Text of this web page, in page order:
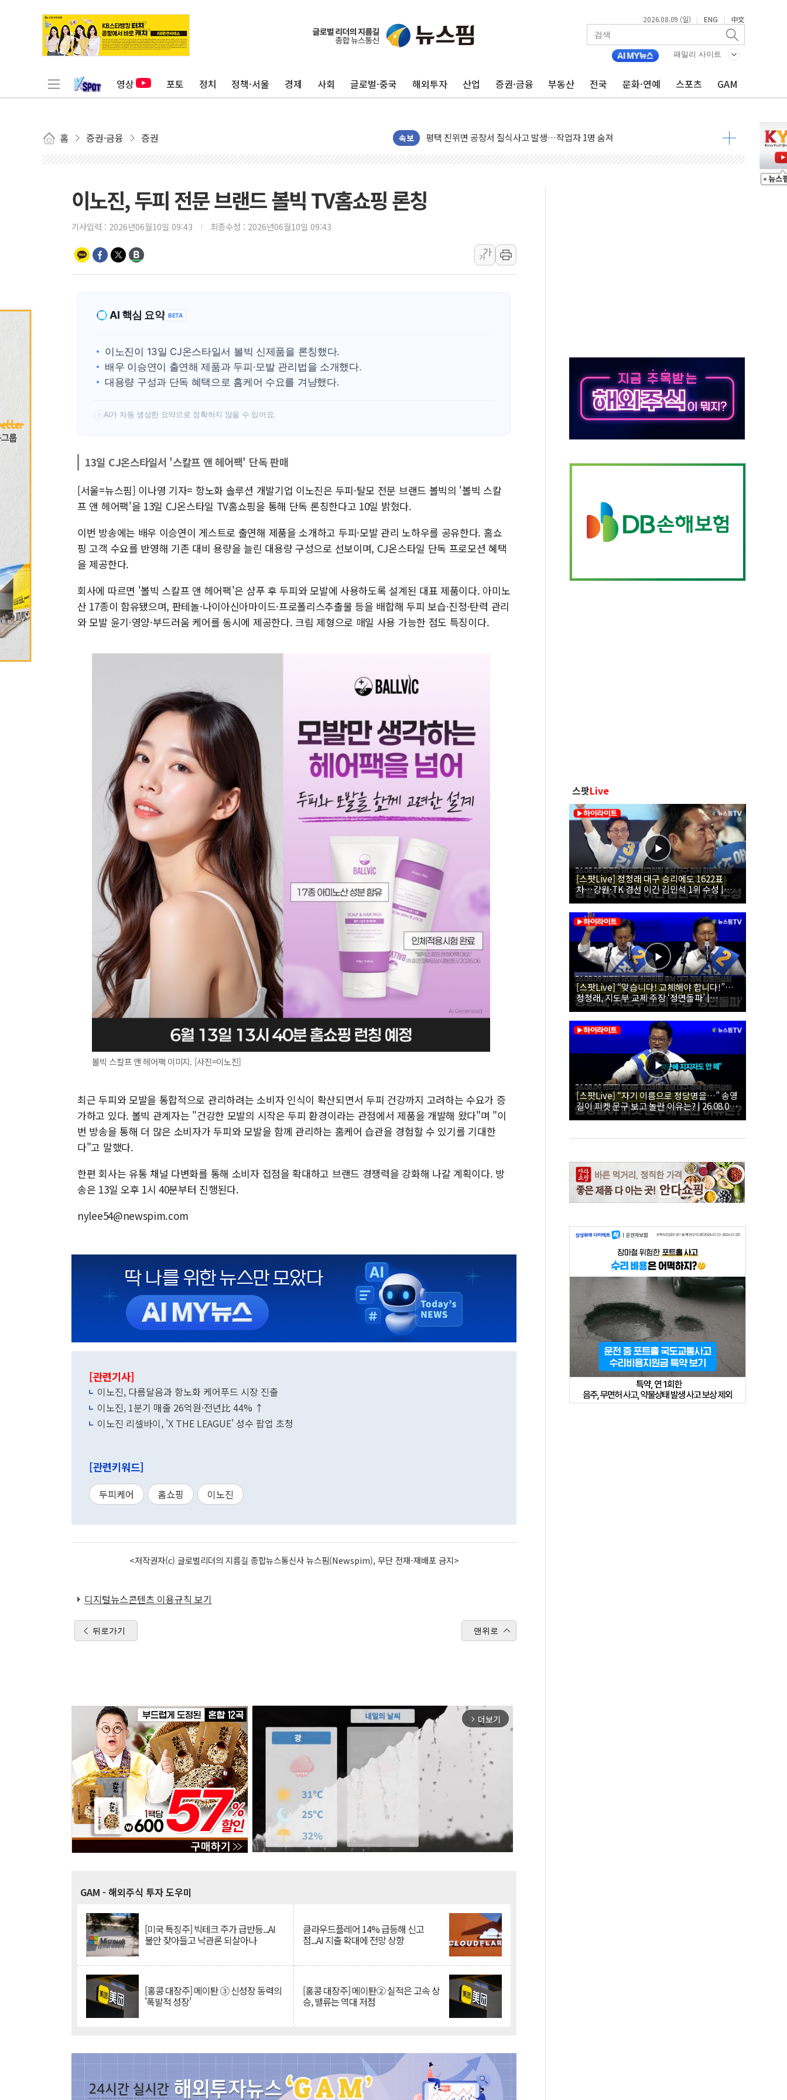
2026.08.09 (일) | ENG | 中文
패밀리 사이트
영상 포토 정치 정책·서울 경제 사회 글로벌·중국 해외투자 산업 증권·금융 부동산 전국 문화·연예 스포츠 GAM
홈 증권·금융 증권 속보
125mm 폭우 쏟아진 울진...'두천~하당'·'올미골교' 차량 통행 선제 제한
포항 블루밸리 국가산단에 '철강 AI융합실증센터' 들어선다
상주 낙동강 선착장 하류서 50대 숨진 채 발견...경찰, 조사 중
민주당 경북도당위원장에 오중기 당선...합산득표율 68.63%
인천서 말다툼 중 어머니 살해 10대 구속…범행 후 반려견도 죽여
[속보] 민주, 강원·대구·경북 경선 결과...김민석 48.54% 정청래 44.40%
[속보] 민주, 경북 경선 결과 발표...김민석 47.37% 정청래 45.71% 송영길 6.92%
[속보] 민주, 대구 경선 결과 발표...정청래 47.82% 김민석 46.35% 송영길 5.83%
[속보] 민주, 강원 경선 결과 발표...김민석 50.30% 정청래 41.94% 송영길 7.76%
병무청, 보충역 전면 손질… 예술·체육요원 최대 33% 감축
홈플러스發 대형마트 판매, 역대 최대폭 감소한 9.4%↓…유통업계 양극화 심화
윤준병·이해민 의원, '정부 특사'로 콜롬비아 대통령 취임식 참석
'호우·산사태 주의보' 울진 시간당 30mm 강한 비...호우 피해 없어
이노진, 두피 전문 브랜드 볼빅 TV홈쇼핑 론칭
기사입력 : 2026년06월10일 09:43 최종수정 : 2026년06월10일 09:43
가
가
AI 핵심 요약 BETA
이노진이 13일 CJ온스타일서 볼빅 신제품을 론칭했다.
배우 이승연이 출연해 제품과 두피·모발 관리법을 소개했다.
대용량 구성과 단독 혜택으로 홈케어 수요를 겨냥했다.
! AI가 자동 생성한 요약으로 정확하지 않을 수 있어요.
13일 CJ온스타일서 '스칼프 앤 헤어팩' 단독 판매
[서울=뉴스핌] 이나영 기자= 항노화 솔루션 개발기업 이노진은 두피·탈모 전문 브랜드 볼빅의 '볼빅 스칼
프 앤 헤어팩'을 13일 CJ온스타일 TV홈쇼핑을 통해 단독 론칭한다고 10일 밝혔다.
이번 방송에는 배우 이승연이 게스트로 출연해 제품을 소개하고 두피·모발 관리 노하우를 공유한다. 홈쇼
핑 고객 수요를 반영해 기존 대비 용량을 늘린 대용량 구성으로 선보이며, CJ온스타일 단독 프로모션 혜택
을 제공한다.
회사에 따르면 '볼빅 스칼프 앤 헤어팩'은 샴푸 후 두피와 모발에 사용하도록 설계된 대표 제품이다. 아미노
산 17종이 함유됐으며, 판테놀·나이아신아마이드·프로폴리스추출물 등을 배합해 두피 보습·진정·탄력 관리
와 모발 윤기·영양·부드러움 케어를 동시에 제공한다. 크림 제형으로 매일 사용 가능한 점도 특징이다.
볼빅 스칼프 앤 헤어팩 이미지. [사진=이노진]
최근 두피와 모발을 통합적으로 관리하려는 소비자 인식이 확산되면서 두피 건강까지 고려하는 수요가 증
가하고 있다. 볼빅 관계자는 "건강한 모발의 시작은 두피 환경이라는 관점에서 제품을 개발해 왔다"며 "이
번 방송을 통해 더 많은 소비자가 두피와 모발을 함께 관리하는 홈케어 습관을 경험할 수 있기를 기대한
다"고 말했다.
한편 회사는 유통 채널 다변화를 통해 소비자 접점을 확대하고 브랜드 경쟁력을 강화해 나갈 계획이다. 방
송은 13일 오후 1시 40분부터 진행된다.
nylee54@newspim.com
[관련기사]
이노진, 다름달음과 항노화 케어푸드 시장 진출
이노진, 1분기 매출 26억원·전년比 44% ↑
이노진 리셀바이, 'X THE LEAGUE' 성수 팝업 초청
[관련키워드]
두피케어 홈쇼핑 이노진
<저작권자(c) 글로벌리더의 지름길 종합뉴스통신사 뉴스핌(Newspim), 무단 전재-재배포 금지>
디지털뉴스콘텐츠 이용규칙 보기
뒤로가기 맨위로
arrow_forward_ios 더보기
GAM - 해외주식 투자 도우미
[미국 특징주] 빅테크 주가 급반등...AI
불안 잦아들고 낙관론 되살아나
클라우드플레어 14% 급등해 신고
점...AI 지출 확대에 전망 상향
[홍콩 대장주] 메이퇀 ③ 신성장 동력의
'폭발적 성장'
[홍콩 대장주] 메이퇀② 실적은 고속 상
승, 밸류는 역대 저점
스팟Live
[스팟Live] 정청래 대구 승리에도 1622표
차…강원·TK 경선 이긴 김민석 1위 수성 |
26.08.09 더불어민주당 당대표·최고위원 후
보 대구·경북 합동연설회
[스팟Live] “맞습니다! 교체해야 합니다!”…
정청래, 지도부 교체 주장 ‘정면돌파’ |
26.08.09 더불어민주당 당대표·최고위원 후
보 대구·경북 합동연설회
[스팟Live] “자기 이름으로 정당명을…” 송영
길이 피켓 문구 보고 놀란 이유는? | 26.08.09
더불어민주당 당대표·최고위원 후보 대구·경